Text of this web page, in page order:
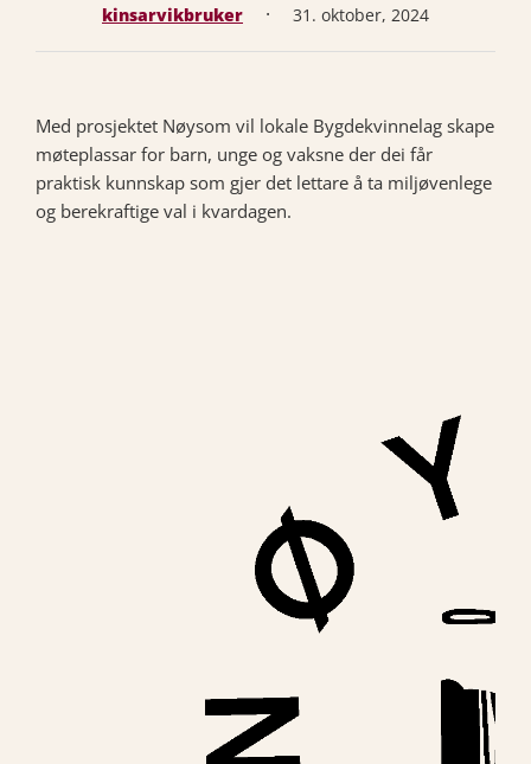
kinsarvikbruker · 31. oktober, 2024
Med prosjektet Nøysom vil lokale Bygdekvinnelag skape
møteplassar for barn, unge og vaksne der dei får
praktisk kunnskap som gjer det lettare å ta miljøvenlege
og berekraftige val i kvardagen.